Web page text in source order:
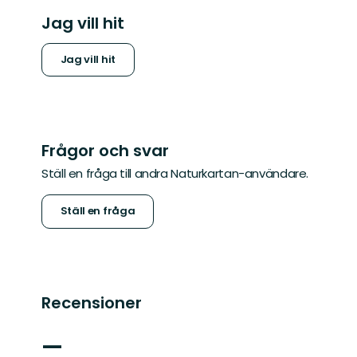
Jag vill hit
Jag vill hit
Frågor och svar
Ställ en fråga till andra Naturkartan-användare.
Ställ en fråga
Recensioner
—